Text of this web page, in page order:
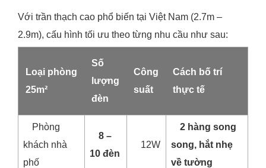
Với trần thạch cao phổ biến tại Việt Nam (2.7m –
2.9m), cấu hình tối ưu theo từng nhu cầu như sau:
Loại phòng
25m²
Số
lượng
đèn
Công
suất
Cách bố trí
thực tế
Phòng
khách nhà
phố
8 –
10 đèn
12W
2 hàng song
song, hắt nhẹ
về tường